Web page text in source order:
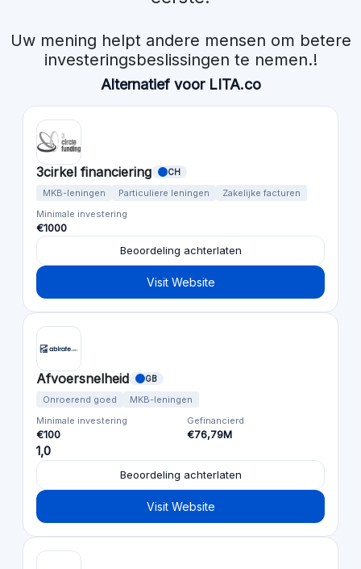
Uw mening helpt andere mensen om betere
investeringsbeslissingen te nemen.!
Alternatief voor LITA.co
3cirkel financiering CH
MKB-leningen Particuliere leningen
Zakelijke facturen
Minimale investering
€1000
Beoordeling achterlaten
Visit Website
Afvoersnelheid GB
Onroerend goed
MKB-leningen
Minimale investering
€100
Gefinancierd
€76,79M
1,0
Beoordeling achterlaten
Visit Website